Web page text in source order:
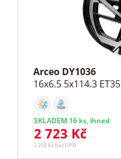
Arceo DY1036
16x6.5 5x114.3 ET35
SKLADEM 16 ks, ihned
2 723 Kč
2 250 Kč bez DPH